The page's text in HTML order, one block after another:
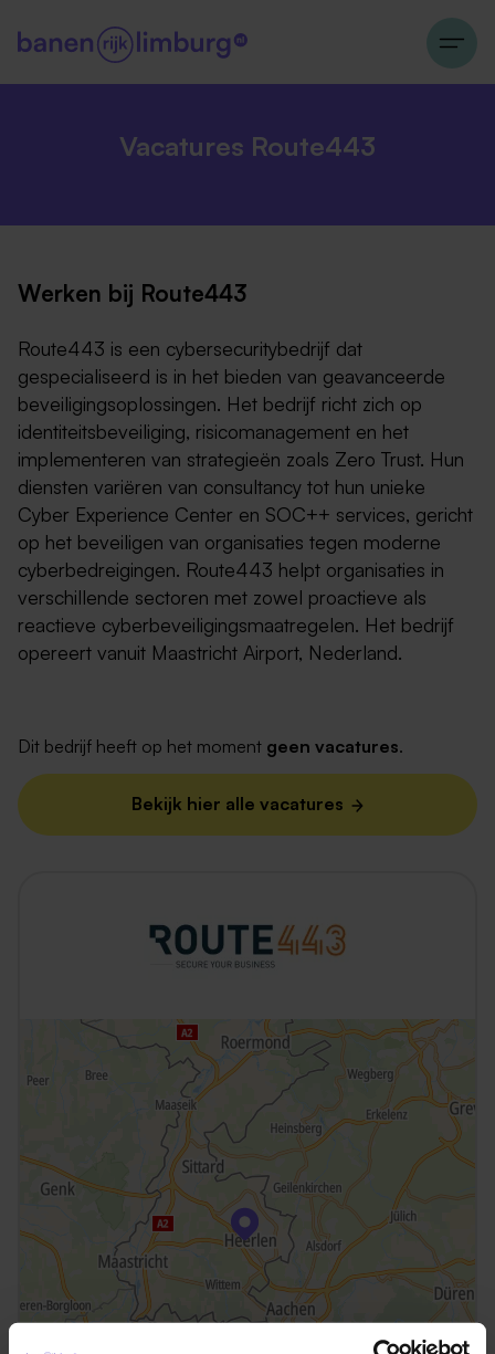
Vacatures Route443
Werken bij Route443
Route443 is een cybersecuritybedrijf dat
gespecialiseerd is in het bieden van geavanceerde
beveiligingsoplossingen. Het bedrijf richt zich op
identiteitsbeveiliging, risicomanagement en het
implementeren van strategieën zoals Zero Trust. Hun
diensten variëren van consultancy tot hun unieke
Cyber Experience Center en SOC++ services, gericht
op het beveiligen van organisaties tegen moderne
cyberbedreigingen. Route443 helpt organisaties in
verschillende sectoren met zowel proactieve als
reactieve cyberbeveiligingsmaatregelen. Het bedrijf
opereert vanuit Maastricht Airport, Nederland.
Dit bedrijf heeft op het moment geen vacatures.
Bekijk hier alle vacatures